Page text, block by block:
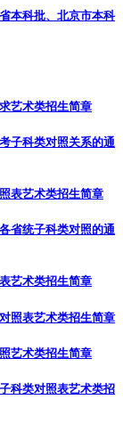
本科批、北京市本科
艺术类招生简章
子科类对照关系的通
表艺术类招生简章
省统子科类对照的通
艺术类招生简章
照表艺术类招生简章
艺术类招生简章
科类对照表艺术类招